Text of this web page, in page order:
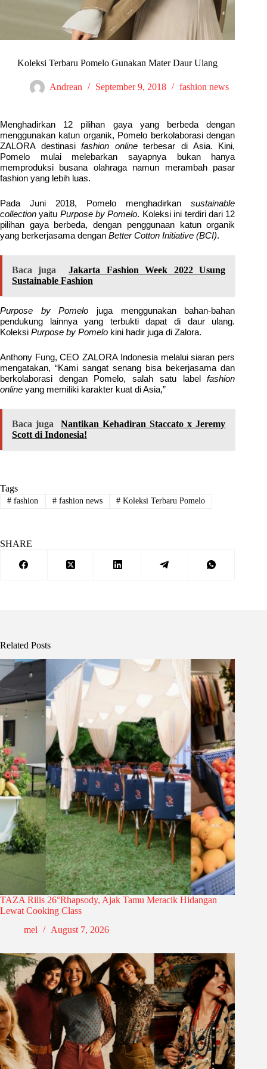
Koleksi Terbaru Pomelo Gunakan Mater Daur Ulang
Andrean September 9, 2018 fashion news
Menghadirkan 12 pilihan gaya yang berbeda dengan
menggunakan katun organik, Pomelo berkolaborasi dengan
ZALORA destinasifashion onlineterbesar di Asia. Kini,
Pomelo mulai melebarkan sayapnya bukan hanya
memproduksi busana olahraga namun merambah pasar
fashion yang lebih luas.
Pada Juni 2018, Pomelo menghadirkansustainable
collection yaitu Purpose by Pomelo. Koleksi ini terdiri dari 12
pilihan gaya berbeda, dengan penggunaan katun organik
yang berkerjasama dengan Better Cotton Initiative (BCI).
Baca juga
Jakarta Fashion Week 2022 Usung
Sustainable Fashion
Purpose by Pomelo juga menggunakan bahan-bahan
pendukung lainnya yang terbukti dapat di daur ulang.
Koleksi Purpose by Pomelo kini hadir juga di Zalora.
Anthony Fung, CEO ZALORA Indonesia melalui siaran pers
mengatakan, “Kami sangat senang bisa bekerjasama dan
berkolaborasi dengan Pomelo, salah satu labelfashion
online yang memiliki karakter kuat di Asia,”
Baca juga
Nantikan Kehadiran Staccato x Jeremy
Scott di Indonesia!
Tags
#fashion #fashion news # Koleksi Terbaru Pomelo
SHARE
Related Posts
TAZA Rilis 26°Rhapsody, Ajak Tamu Meracik Hidangan
Lewat Cooking Class
mel
August 7, 2026